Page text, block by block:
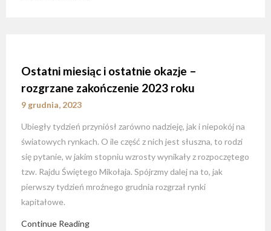
Ostatni miesiąc i ostatnie okazje –
rozgrzane zakończenie 2023 roku
9 grudnia, 2023
Ubiegły tydzień przyniósł zarówno nadzieję, jak i niepokój na
światowych rynkach. O ile część z nich jest słuszna, to rodzi
się pytanie, w jakim stopniu wzrosty wynikały z rozpoczętego
tzw. Rajdu Świętego Mikołaja. Spójrzmy dalej na to, jak
pierwszy tydzień mroźnego grudnia rozgrzał rynki
kapitałowe.
Continue Reading